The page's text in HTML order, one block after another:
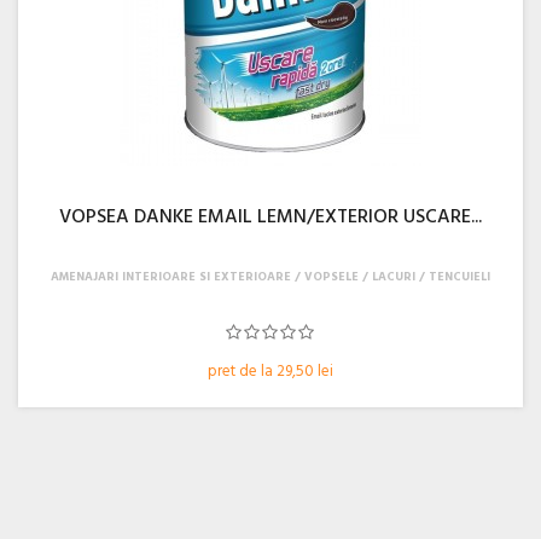
VOPSEA DANKE EMAIL LEMN/EXTERIOR USCARE...
pret de la 29,50 lei
AMENAJARI INTERIOARE SI EXTERIOARE VOPSELE / LACURI / TENCUIELI